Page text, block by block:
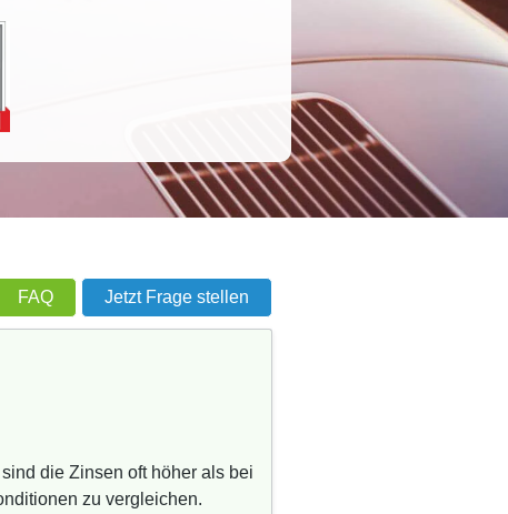
FAQ Jetzt Frage stellen
die Zinsen oft höher als bei
zu vergleichen.